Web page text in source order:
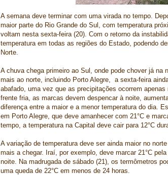
A semana deve terminar com uma virada no tempo.
maior parte do Rio Grande do Sul, com temperatura
voltam nesta sexta-feira (20). Com o retorno da
temperatura em todas as regiões do Estado, podendo
Norte.
A chuva chega primeiro ao Sul, onde pode chover já na
mais ao norte, incluindo Porto Alegre, a sexta-feira
abafado, uma vez que as precipitações ocorrem
frente fria, as marcas devem despencar à noite,
diferença entre a maior e a menor temperatura do dia.
em Porto Alegre, que deve amanhecer com 21°C e
tempo, a temperatura na Capital deve cair para 12°C
A variação de temperatura deve ser ainda maior no
mais a chegar. Iraí, por exemplo, deve marcar 21°C
noite. Na madrugada de sábado (21), os termômetros
uma queda de 22°C em menos de 24 horas.